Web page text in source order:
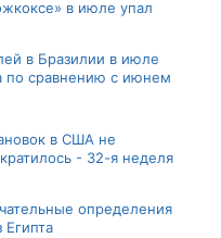
в июле упал
в Бразилии в июле
по сравнению с июнем
в США не
- 32-я неделя
определения
Египта